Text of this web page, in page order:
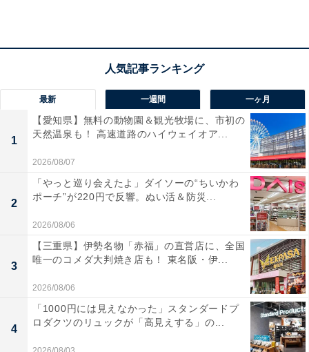
「青森市最大級の歓楽街で、居酒屋や郷土料理店が
たくさんあるので食べ歩きに良さそう」(50代女性
／広島県)
「昭和レトロな飲み屋街でおいしいお酒と海産物を
最新 一週間 一ヶ月
1
【愛知県】無料の動物園＆観光牧場に、市初の
天然温泉も！ 高速道路のハイウェイオア...
2026/08/07
2
「やっと巡り会えたよ」ダイソーの“ちいかわ
ポーチ”が220円で反響。ぬい活＆防災...
2026/08/06
3
【三重県】伊勢名物「赤福」の直営店に、全国
唯一のコメダ大判焼き店も！ 東名阪・伊...
2026/08/06
4
「1000円には見えなかった」スタンダードプ
ロダクツのリュックが「高見えする」の...